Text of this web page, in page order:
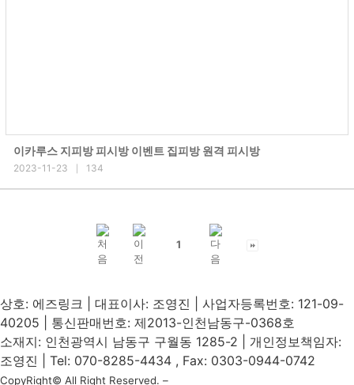
이카루스 지피방 피시방 이벤트 집피방 원격 피시방
2023-11-23 134
1
상호: 에즈링크 | 대표이사: 조영진 | 사업자등록번호: 121-09-
40205 | 통신판매번호: 제2013-인천남동구-0368호
소재지: 인천광역시 남동구 구월동 1285-2 | 개인정보책임자:
조영진 | Tel: 070-8285-4434 , Fax: 0303-0944-0742
CopyRight© All Right Reserved. –